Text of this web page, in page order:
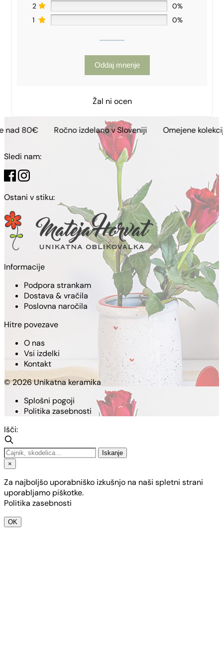
2
0%
1
0%
Oddaj mnenje
Žal ni ocen
Ročno izdelano v Sloveniji Omejene kolekcije
Sledi nam:
Ostani v stiku:
Informacije
Podpora strankam
Dostava & vračila
Poslovna naročila
Hitre povezave
O nas
Vsi izdelki
Kontakt
© 2026 Unikatna keramika
Splošni pogoji
Politika zasebnosti
Išči:
Iskanje
×
Za najboljšo uporabniško izkušnjo na naši spletni strani
uporabljamo piškotke.
Politika zasebnosti
OK